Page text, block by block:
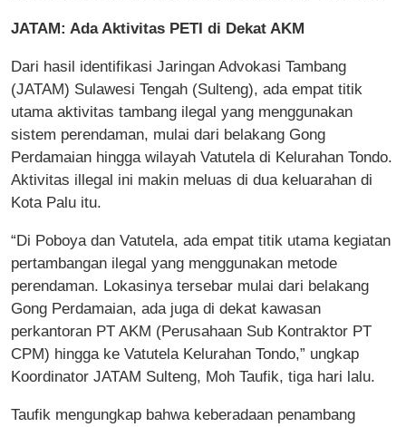
JATAM: Ada Aktivitas PETI di Dekat AKM
Dari hasil identifikasi Jaringan Advokasi Tambang
(JATAM) Sulawesi Tengah (Sulteng), ada empat titik
utama aktivitas tambang ilegal yang menggunakan
sistem perendaman, mulai dari belakang Gong
Perdamaian hingga wilayah Vatutela di Kelurahan Tondo.
Aktivitas illegal ini makin meluas di dua keluarahan di
Kota Palu itu.
“Di Poboya dan Vatutela, ada empat titik utama kegiatan
pertambangan ilegal yang menggunakan metode
perendaman. Lokasinya tersebar mulai dari belakang
Gong Perdamaian, ada juga di dekat kawasan
perkantoran PT AKM (Perusahaan Sub Kontraktor PT
CPM) hingga ke Vatutela Kelurahan Tondo,” ungkap
Koordinator JATAM Sulteng, Moh Taufik, tiga hari lalu.
Taufik mengungkap bahwa keberadaan penambang